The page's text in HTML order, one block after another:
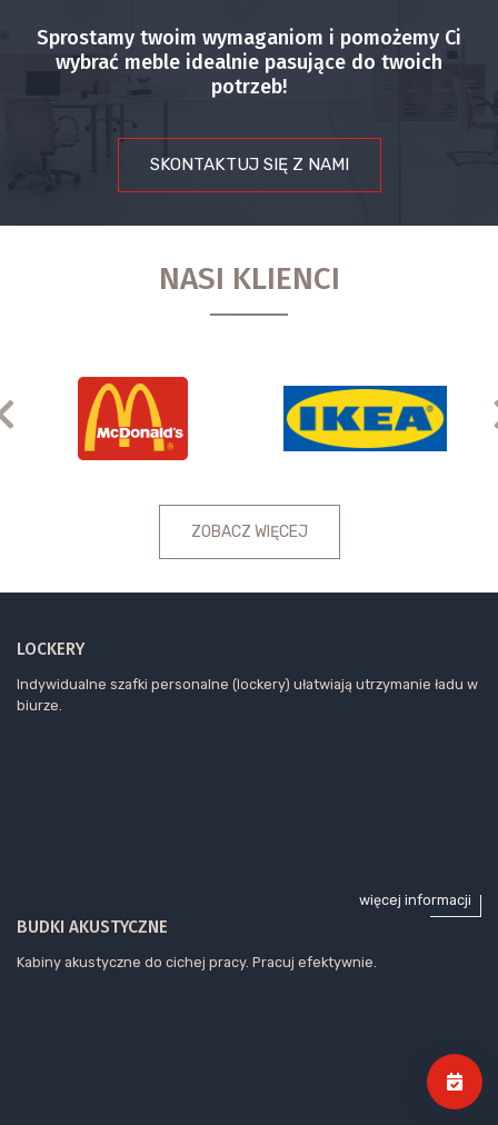
Sprostamy twoim wymaganiom i pomożemy Ci
wybrać meble idealnie pasujące do twoich
potrzeb!
SKONTAKTUJ SIĘ Z NAMI
NASI KLIENCI
Previous
ZOBACZ WIĘCEJ
LOCKERY
Indywidualne szafki personalne (lockery) ułatwiają utrzymanie ładu w
biurze.
więcej informacji
BUDKI AKUSTYCZNE
Kabiny akustyczne do cichej pracy. Pracuj efektywnie.